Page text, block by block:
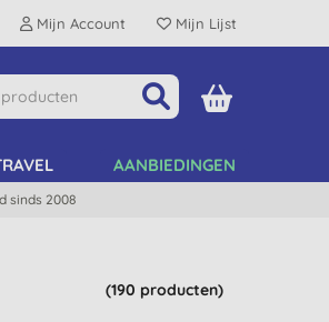
Mijn Account Mijn Lijst
AANBIEDINGEN
sinds 2008
(190 producten)